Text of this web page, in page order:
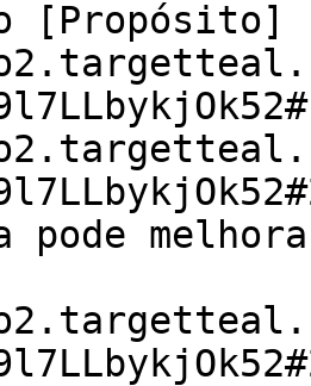
[Propósito]
pode